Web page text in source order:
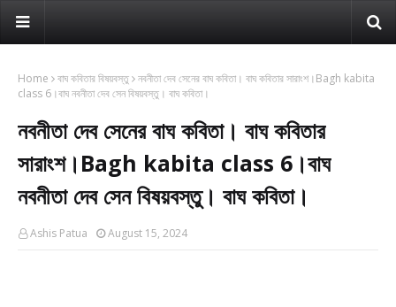
Home বাঘ কবিতার বিষয়বস্তু নবনীতা দেব সেনের বাঘ কবিতা। বাঘ কবিতার সারাংশ।Bagh kabita
class 6।বাঘ নবনীতা দেব সেন বিষয়বস্তু। বাঘ কবিতা।
নবনীতা দেব সেনের বাঘ কবিতা। বাঘ কবিতার
সারাংশ।Bagh kabita class 6।বাঘ
নবনীতা দেব সেন বিষয়বস্তু। বাঘ কবিতা।
Ashis Patua August 15, 2024